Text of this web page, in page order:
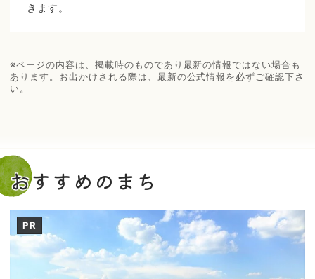
きます。
※ページの内容は、掲載時のものであり最新の情報ではない場合も
あります。お出かけされる際は、最新の公式情報を必ずご確認下さ
い。
おすすめのまち
PR